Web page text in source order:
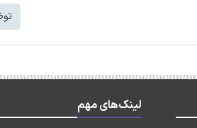
لینک‌های مهم